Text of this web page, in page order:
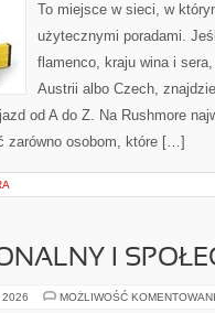
To miejsce w sieci, w
użytecznymi poradami.
flamenco, kraju wina i
Austrii albo Czech,
od A do Z. Na Rushmore
zarówno osobom, które […]
I
2026 MOŻLIWOŚĆ